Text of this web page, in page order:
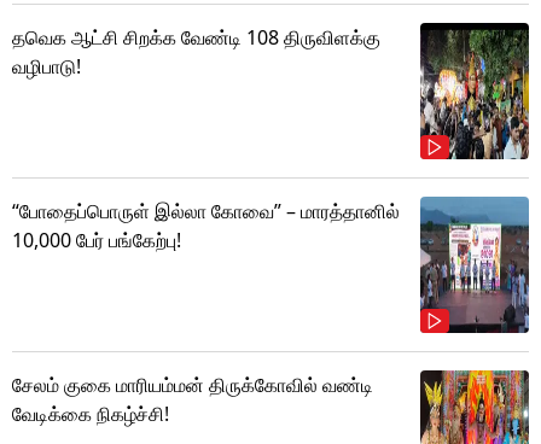
தவெக ஆட்சி சிறக்க வேண்டி 108 திருவிளக்கு
வழிபாடு!
“போதைப்பொருள் இல்லா கோவை” – மாரத்தானில்
10,000 பேர் பங்கேற்பு!
சேலம் குகை மாரியம்மன் திருக்கோவில் வண்டி
வேடிக்கை நிகழ்ச்சி!